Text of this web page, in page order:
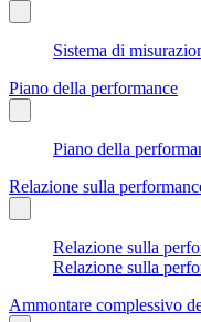
Sistema di
Piano della performance
Piano della
Relazione sulla
Relazione sulla
Relazione sulla
Ammontare complessivo